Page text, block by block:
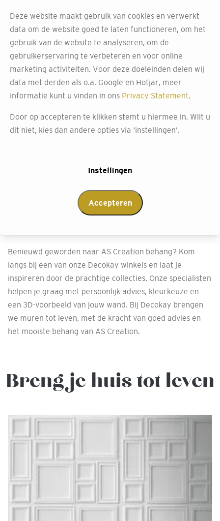
Bezoek de winkel en laat
je inspireren door AS
Benieuwd geworden naar AS Creation behang? Kom
langs bij een van onze Decokay winkels en laat je
inspireren door de prachtige collecties. Onze specialisten
helpen je graag met persoonlijk advies, kleurkeuze en
een 3D-voorbeeld van jouw wand. Bij Decokay brengen
we muren tot leven, met de kracht van goed advies en
het mooiste behang van AS Creation.
Breng je huis tot leven
Deze website maakt gebruik van cookies en verwerkt
data om de website goed te laten functioneren, om het
gebruik van de website te analyseren, om de
gebruikerservaring te verbeteren en voor online
marketing activiteiten. Voor deze doeleinden delen wij
data met derden als o.a. Google en Hotjar, meer
informatie kunt u vinden in ons Privacy Statement.
Door op accepteren te klikken stemt u hiermee in. Wilt u
dit niet, kies dan andere opties via ‘instellingen’.
Instellingen
Accepteren